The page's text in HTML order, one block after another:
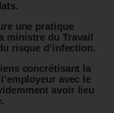
une pratique
ministre du Travail
risque d’infection.
concrétisant la
avec le
avoir lieu